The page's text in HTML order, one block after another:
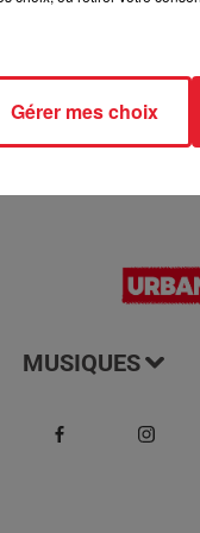
MUSIQUES
Gérer mes choix